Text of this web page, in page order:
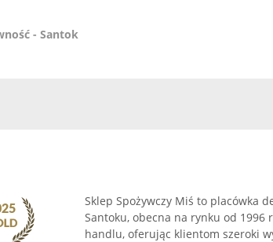
- Santok
Sklep Spożywczy Miś to placówka
Santoku, obecna na rynku od 1996
handlu, oferując klientom szeroki